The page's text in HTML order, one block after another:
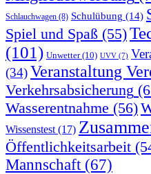
Schlauchwagen (8) Schulübung (14)
Spiel und Spaß (55)
(101) Unwetter(10) UVV (7)
(34)Veranstaltung
Verkehrsabsicherung
Wasserentnahme (56)
Wissenstest (17)
Öffentlichkeitsarbeit
Mannschaft (67)